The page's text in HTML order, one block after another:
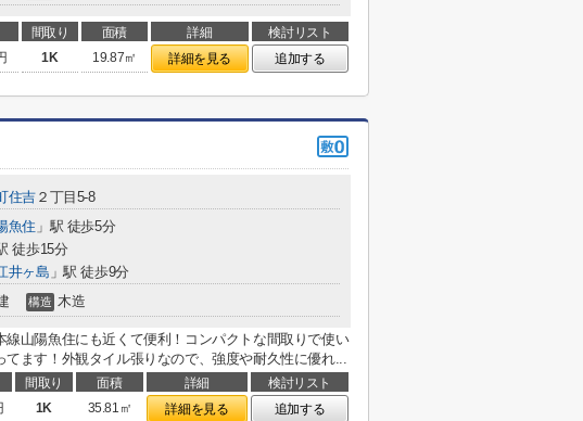
間取り 面積 詳細
検討リスト
1K 19.87㎡ 詳細を見る 追加する
住吉 ２丁目5-8
魚住 」駅 徒歩5分
徒歩15分
井ヶ島 」駅 徒歩9分
構造 木造
線山陽魚住にも近くて便利！コンパクトな間取りで使い
てます！外観タイル張りなので、強度や耐久性に優れ...
間取り 面積 詳細
検討リスト
1K 35.81㎡ 詳細を見る 追加する